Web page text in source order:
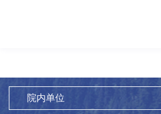
院内单位